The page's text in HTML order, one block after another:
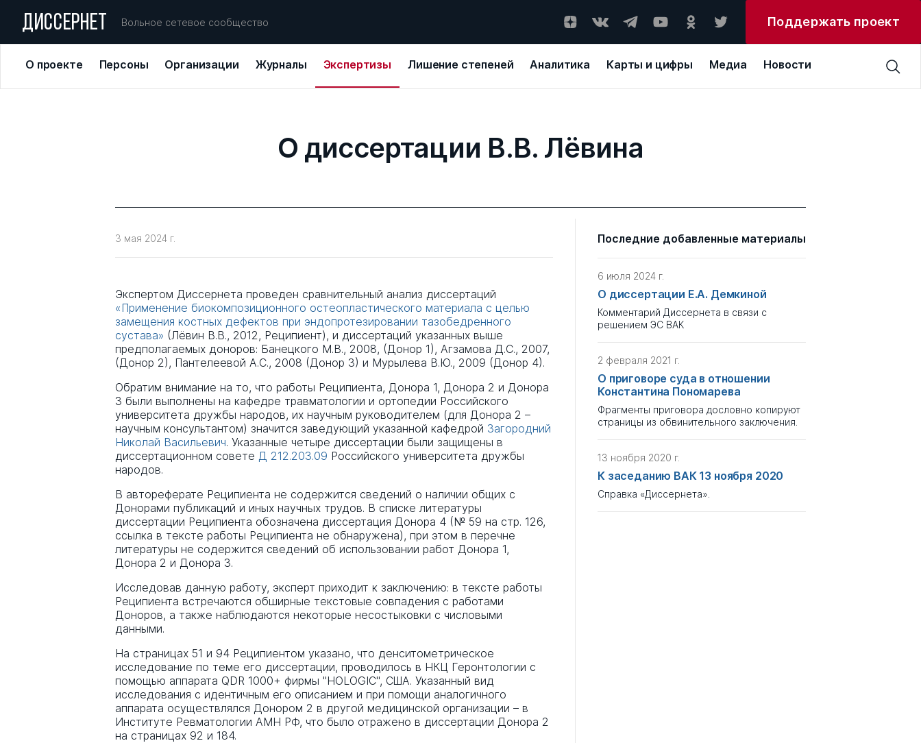
ДИССЕРНЕТ Вольное сетевое сообщество Поддержать проект
О проекте Персоны Организации Журналы Экспертизы Лишение степеней Аналитика Карты и цифры Медиа Новости
О диссертации В.В. Лёвина
3 мая 2024 г.
Экспертом Диссернета проведен сравнительный анализ диссертаций
«Применение биокомпозиционного остеопластического материала с целью
замещения костных дефектов при эндопротезировании тазобедренного
сустава» (Лёвин В.В., 2012, Реципиент), и диссертаций указанных выше
предполагаемых доноров: Банецкого М.В., 2008, (Донор 1), Агзамова Д.С., 2007,
(Донор 2), Пантелеевой А.С., 2008 (Донор 3) и Мурылева В.Ю., 2009 (Донор 4).
Обратим внимание на то, что работы Реципиента, Донора 1, Донора 2 и Донора
3 были выполнены на кафедре травматологии и ортопедии Российского
университета дружбы народов, их научным руководителем (для Донора 2 –
научным консультантом) значится заведующий указанной кафедрой Загородний
Николай Васильевич. Указанные четыре диссертации были защищены в
диссертационном совете Д 212.203.09 Российского университета дружбы
народов.
В автореферате Реципиента не содержится сведений о наличии общих с
Донорами публикаций и иных научных трудов. В списке литературы
диссертации Реципиента обозначена диссертация Донора 4 (№ 59 на стр. 126,
ссылка в тексте работы Реципиента не обнаружена), при этом в перечне
литературы не содержится сведений об использовании работ Донора 1,
Донора 2 и Донора 3.
Исследовав данную работу, эксперт приходит к заключению: в тексте работы
Реципиента встречаются обширные текстовые совпадения с работами
Доноров, а также наблюдаются некоторые несостыковки с числовыми
данными.
На страницах 51 и 94 Реципиентом указано, что денситометрическое
исследование по теме его диссертации, проводилось в НКЦ Геронтологии с
помощью аппарата QDR 1000+ фирмы "HOLOGIC", США. Указанный вид
исследования с идентичным его описанием и при помощи аналогичного
аппарата осуществлялся Донором 2 в другой медицинской организации – в
Институте Ревматологии АМН РФ, что было отражено в диссертации Донора 2
на страницах 92 и 184.
Последние добавленные материалы
6 июля 2024 г.
О диссертации Е.А. Демкиной
Комментарий Диссернета в связи с
решением ЭС ВАК
2 февраля 2021 г.
О приговоре суда в отношении
Константина Пономарева
Фрагменты приговора дословно копируют
страницы из обвинительного заключения.
13 ноября 2020 г.
К заседанию ВАК 13 ноября 2020
Справка «Диссернета».